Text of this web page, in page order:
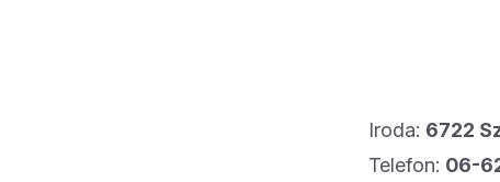
Iroda: 6722
Telefon: 06-